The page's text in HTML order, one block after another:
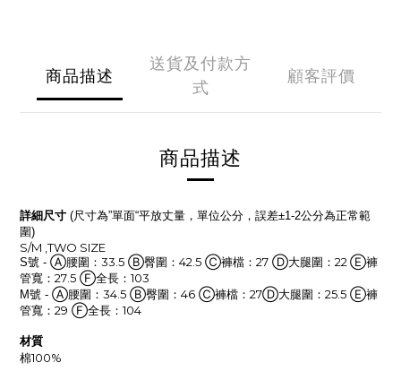
商品描述
送貨及付款方
式
顧客評價
商品描述
詳細尺寸 (尺寸為”單面“平放丈量，單位公分，誤差±1-2公分為正常範
圍)
S/M ,TWO SIZE
S號 - Ⓐ腰圍：33.5 Ⓑ臀圍：42.5 Ⓒ褲檔：27 Ⓓ大腿圍：22 Ⓔ褲
管寬：27.5 Ⓕ全長：103
M號 - Ⓐ腰圍：34.5 Ⓑ臀圍：46 Ⓒ褲檔：27Ⓓ大腿圍：25.5 Ⓔ褲
管寬：29 Ⓕ全長：104
材質
棉100%